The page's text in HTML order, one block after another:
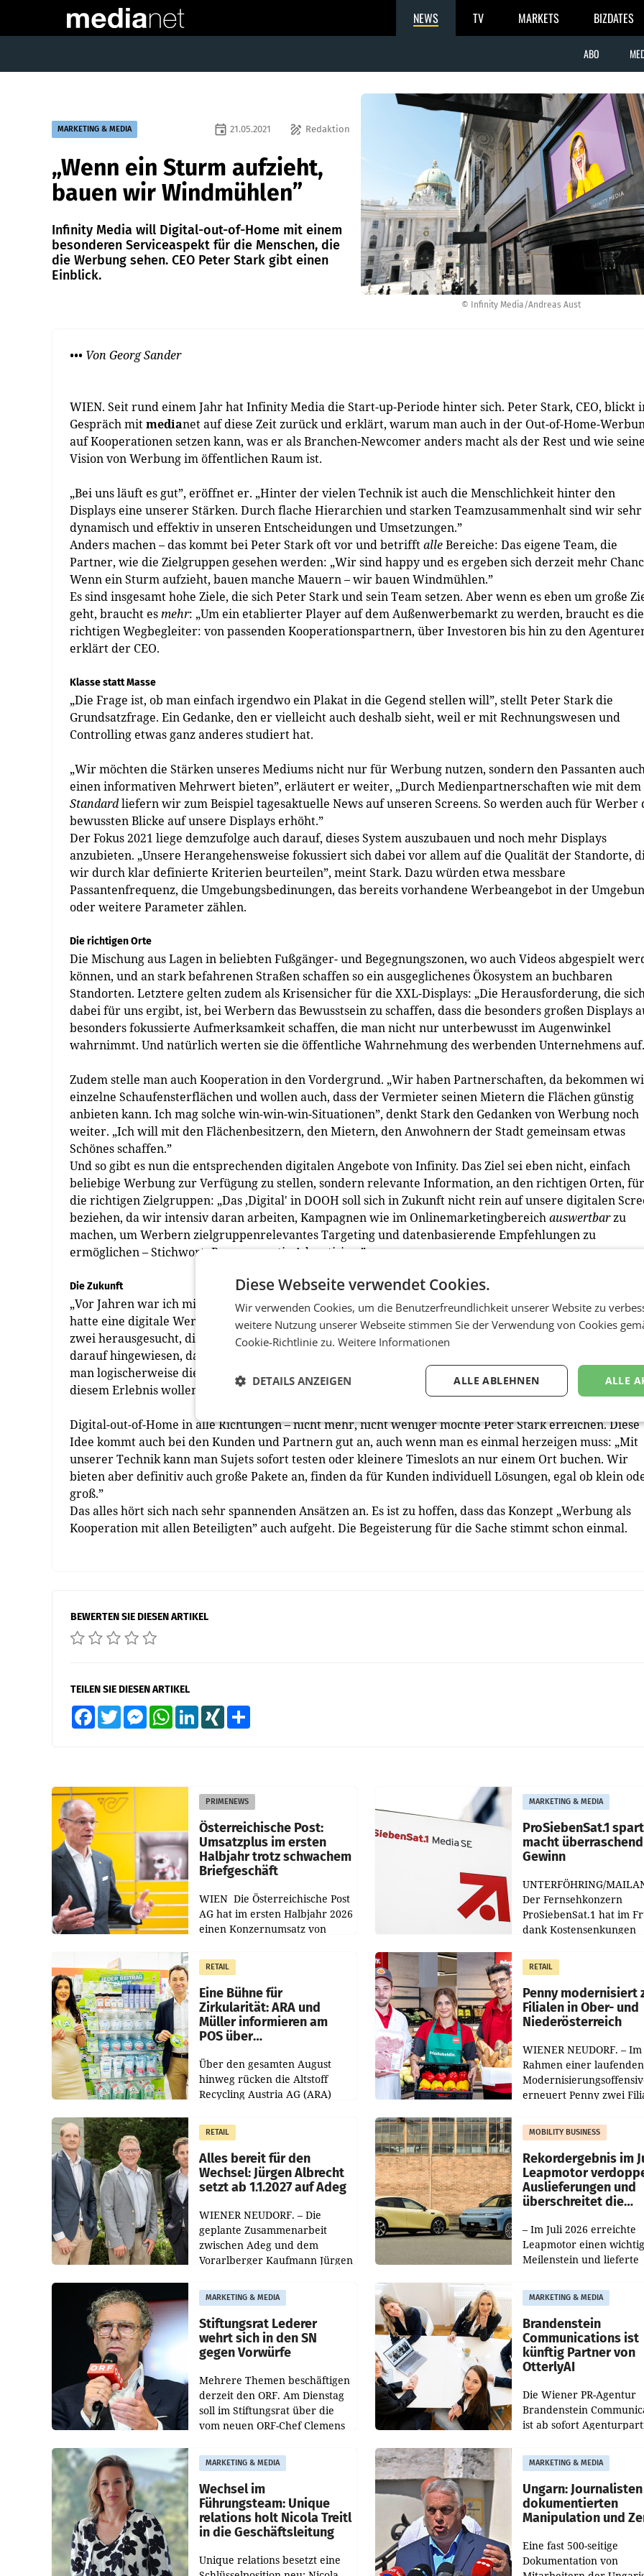
NEWS TV MARKETS BIZDATES
ABO
© Infinity Media/Andreas Aust
MARKETING & MEDIA draw Redaktion
event 21.05.2021
„Wenn ein Sturm aufzieht,
bauen wir Windmühlen”
Infinity Media will Digital-out-of-Home mit einem
besonderen Serviceaspekt für die Menschen, die
die Werbung sehen. CEO Peter Stark gibt einen
Einblick.
••• Von Georg Sander
WIEN. Seit rund einem Jahr hat Infinity Media die Start-up-Periode hinter sich. Peter Stark, CEO, blickt
Gespräch mitmedianet auf diese Zeit zurück und erklärt, warum man auch in der Out-of-Home-
auf Kooperationen setzen kann, was er als Branchen-Newcomer anders macht als der Rest und wie seine
Vision von Werbung im öffentlichen Raum ist.
„Bei uns läuft es gut”, eröffnet er. „Hinter der vielen Technik ist auch die Menschlichkeit hinter den
Displays eine unserer Stärken. Durch flache Hierarchien und starken Teamzusammenhalt sind wir sehr
dynamisch und effektiv in unseren Entscheidungen und Umsetzungen.”
Anders machen – das kommt bei Peter Stark oft vor und betrifftalleBereiche: Das eigene Team, die
Partner, wie die Zielgruppen gesehen werden: „Wir sind happy und es ergeben sich derzeit mehr
Wenn ein Sturm aufzieht, bauen manche Mauern – wir bauen Windmühlen.”
Es sind insgesamt hohe Ziele, die sich Peter Stark und sein Team setzen. Aber wenn es eben um große
geht, braucht esmehr: „Um ein etablierter Player auf dem Außenwerbemarkt zu werden, braucht es die
richtigen Wegbegleiter: von passenden Kooperationspartnern, über Investoren bis hin zu den
erklärt der CEO.
Klasse statt Masse
„Die Frage ist, ob man einfach irgendwo ein Plakat in die Gegend stellen will”, stellt Peter Stark die
Grundsatzfrage. Ein Gedanke, den er vielleicht auch deshalb sieht, weil er mit Rechnungswesen und
Controlling etwas ganz anderes studiert hat.
„Wir möchten die Stärken unseres Mediums nicht nur für Werbung nutzen, sondern den Passanten
einen informativen Mehrwert bieten”, erläutert er weiter, „Durch Medienpartnerschaften wie mit dem
Standardliefern wir zum Beispiel tagesaktuelle News auf unseren Screens. So werden auch für Werber
bewussten Blicke auf unsere Displays erhöht.”
Der Fokus 2021 liege demzufolge auch darauf, dieses System auszubauen und noch mehr Displays
anzubieten. „Unsere Herangehensweise fokussiert sich dabei vor allem auf die Qualität der Standorte,
wir durch klar definierte Kriterien beurteilen”, meint Stark. Dazu würden etwa messbare
Passantenfrequenz, die Umgebungsbedinungen, das bereits vorhandene Werbeangebot in der
oder weitere Parameter zählen.
Die richtigen Orte
Die Mischung aus Lagen in beliebten Fußgänger- und Begegnungszonen, wo auch Videos abgespielt
können, und an stark befahrenen Straßen schaffen so ein ausgeglichenes Ökosystem an buchbaren
Standorten. Letztere gelten zudem als Krisensicher für die XXL-Displays: „Die Herausforderung, die
dabei für uns ergibt, ist, bei Werbern das Bewusstsein zu schaffen, dass die besonders großen Displays
besonders fokussierte Aufmerksamkeit schaffen, die man nicht nur unterbewusst im Augenwinkel
wahrnimmt. Und natürlich werten sie die öffentliche Wahrnehmung des werbenden Unternehmens
Zudem stelle man auch Kooperation in den Vordergrund. „Wir haben Partnerschaften, da bekommen
einzelne Schaufensterflächen und wollen auch, dass der Vermieter seinen Mietern die Flächen günstig
anbieten kann. Ich mag solche win-win-win-Situationen”, denkt Stark den Gedanken von Werbung noch
weiter. „Ich will mit den Flächenbesitzern, den Mietern, den Anwohnern der Stadt gemeinsam etwas
Schönes schaffen.”
Und so gibt es nun die entsprechenden digitalen Angebote von Infinity. Das Ziel sei eben nicht, einfach
beliebige Werbung zur Verfügung zu stellen, sondern relevante Information, an den richtigen Orten, für
die richtigen Zielgruppen: „Das ‚Digital' in DOOH soll sich in Zukunft nicht rein auf unsere digitalen
beziehen, da wir intensiv daran arbeiten, Kampagnen wie im Onlinemarketingbereichauswertbarzu
machen, um Werbern zielgruppenrelevantes Targeting und datenbasierende Empfehlungen zu
ermöglichen – Stichwort: Programmatic Advertising.”
Die Zukunft
„Vor Jahren war ich mit meiner Familie in New York, wir waren am Time Square. Ein
hatte eine digitale Werbung und rief auf: Kiss. Die Kamera zeigte die Menschen und willkürlich wurden
zwei herausgesucht, die sich gerade küssen. Das waren meine Frau und ich.” In weiterer Folge wurde
darauf hingewiesen, dass man sich das Foto unter einer Webadresse herunterladen kann. „Und dann sah
man logischerweise die entsprechenden Produkte!” So etwas wäre schön, meint Stark. „Ähnlich wie bei
diesem Erlebnis wollen wir mit unserer Werbung mit Menschen in Interaktion treten und sie
Digital-out-of-Home in alle Richtungen – nicht mehr, nicht weniger möchte Peter Stark erreichen. Diese
Idee kommt auch bei den Kunden und Partnern gut an, auch wenn man es einmal herzeigen muss: „Mit
unserer Technik kann man Sujets sofort testen oder kleinere Timeslots an nur einem Ort buchen. Wir
bieten aber definitiv auch große Pakete an, finden da für Kunden individuell Lösungen, egal ob klein
groß.”
Das alles hört sich nach sehr spannenden Ansätzen an. Es ist zu hoffen, dass das Konzept „Werbung als
Kooperation mit allen Beteiligten” auch aufgeht. Die Begeisterung für die Sache stimmt schon einmal.
BEWERTEN SIE DIESEN ARTIKEL
TEILEN SIE DIESEN ARTIKEL
FacebookTwitter MessengerWhatsAppLinkedInXING
PRIMENEWS
Österreichische Post:
Umsatzplus im ersten
Halbjahr trotz schwachem
Briefgeschäft
WIEN Die Österreichische Post
AG hat im ersten Halbjahr 2026
einen Konzernumsatz von
erwirtschaftet, was einem Plus
von 3,8 Prozent gegenüber
dem Vergleichszeitraum
MARKETING & MEDIA
ProSiebenSat.1
macht
Gewinn
UNTERFÖHRING/
Der Fernsehkonzern
ProSiebenSat.1 hat im
dank Kostensenkungen
gemacht und die
Markterwartung deutlich
übertroffen.
RETAIL
Eine Bühne für
Zirkularität: ARA und
Müller informieren am
POS über
Über den gesamten August
hinweg rücken die Altstoff
Recycling Austria AG (ARA)
Müller die Initiative „Kreislauf-
Helden“ in allen
österreichischen Müller-Filialen
RETAIL
Penny modernisiert
Filialen in Ober- und
Niederösterreich
WIENER NEUDORF. – Im
Rahmen einer laufenden
erneuert Penny zwei
Die beiden Standorte
Haag sowie im rund
RETAIL
Alles bereit für den
Wechsel: Jürgen Albrecht
setzt ab 1.1.2027 auf Adeg
WIENER NEUDORF. – Die
geplante Zusammenarbeit
zwischen Adeg und dem
Vorarlberger Kaufmann Jürgen
freigegeben: Die
Bundeswettbewerbsbehörde
und der Bundeskartellanwalt
MOBILITY BUSINESS
Rekordergebnis im
Leapmotor
Auslieferungen und
überschreitet die
– Im Juli 2026 erreichte
Leapmotor einen
Meilenstein und lieferte
aus, womit sich das
gegenüber Juli 2025
verdoppelte (+102
MARKETING & MEDIA
Stiftungsrat Lederer
wehrt sich in den SN
gegen Vorwürfe
Mehrere Themen beschäftigen
derzeit den ORF. Am Dienstag
soll im Stiftungsrat über die
vom neuen ORF-Chef Clemens
Besetzungen für die
Direktionen abgestimmt
werden.
MARKETING & MEDIA
Brandenstein
Communications ist
künftig Partner von
OtterlyAI
Die Wiener PR-Agentur
Brandenstein
ist ab sofort
Optimierungsplattform
OtterlyAI. Damit baut die
Agentur ihr
MARKETING & MEDIA
Wechsel im
Führungsteam: Unique
relations holt Nicola Treitl
in die Geschäftsleitung
Unique relations besetzt eine
MARKETING & MEDIA
Ungarn: Journalisten
dokumentierten
Manipulation und
Eine fast 500-seitige
Dokumentation von
Diese Webseite verwendet Cookies.
Wir verwenden Cookies, um die Benutzerfreundlichkeit unserer Website zu
weitere Nutzung unserer Webseite stimmen Sie der Verwendung von Cookies
Cookie-Richtlinie zu. Weitere Informationen
ALLE
ALLE ABLEHNEN
DETAILS ANZEIGEN